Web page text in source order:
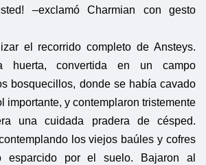
–exclamó Charmian con gesto
el recorrido completo de Ansteys.
huerta, convertida en un campo
bosquecillos, donde se había cavado
importante, y contemplaron tristemente
una cuidada pradera de césped.
los viejos baúles y cofres
esparcido por el suelo. Bajaron al